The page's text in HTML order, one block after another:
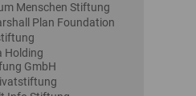
Menschen Stiftung
Plan Foundation
Holding
GmbH